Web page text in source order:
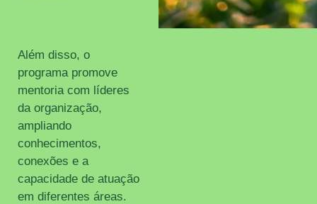
Além disso, o
programa promove
mentoria com líderes
da organização,
ampliando
conhecimentos,
conexões e a
capacidade de atuação
em diferentes áreas.